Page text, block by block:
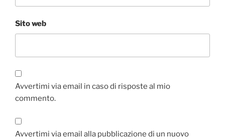
Sito web
Avvertimi via email in caso di risposte al mio
commento.
Avvertimi via email alla pubblicazione di un nuovo